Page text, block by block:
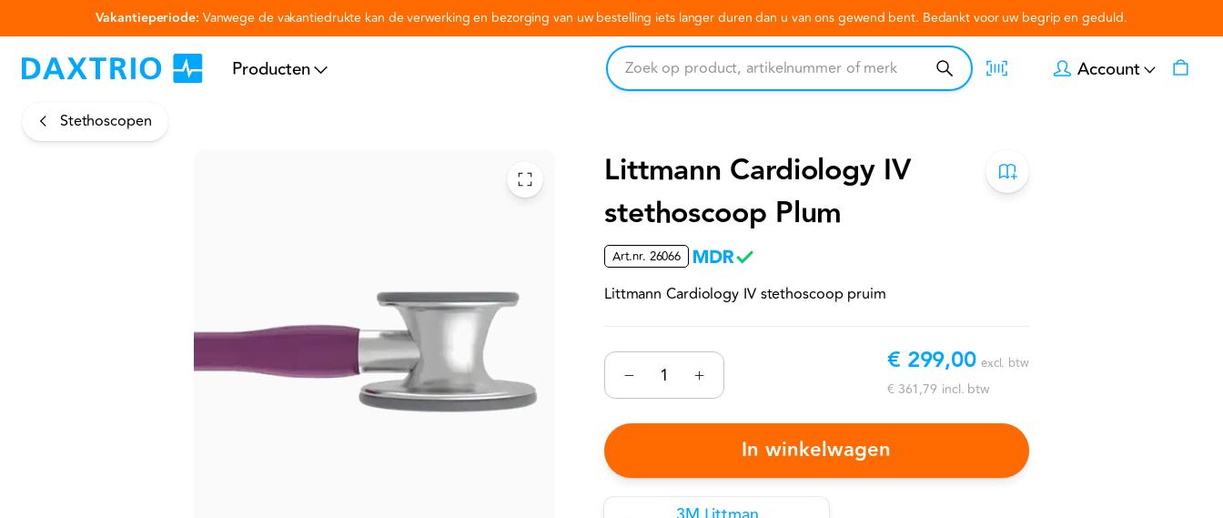
Vakantieperiode: Vanwege de vakantiedrukte kan de verwerking en bezorging van uw bestelling iets langer duren dan u van ons gewend bent. Bedankt voor uw begrip en geduld.
Producten Account
Stethoscopen
Littmann Cardiology IV
stethoscoop Plum
Art.nr. 26066
Littmann Cardiology IV stethoscoop pruim
€ 299,00 excl. btw
€ 361,79 incl. btw
In winkelwagen